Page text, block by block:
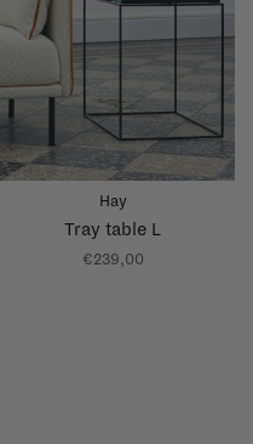
Hay
Tray table L
€239,00